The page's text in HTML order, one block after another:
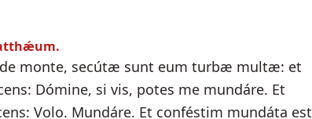
de monte, secútæ sunt eum turbæ multæ: et
Dómine, si vis, potes me mundáre. Et
Volo. Mundáre. Et conféstim mundáta est